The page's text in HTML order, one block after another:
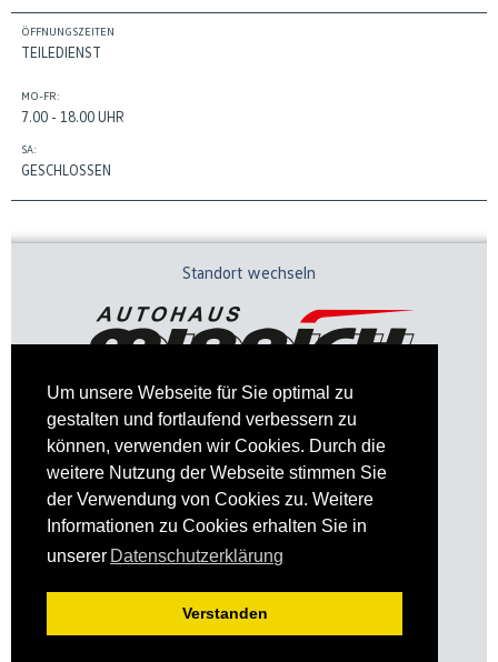
Um unsere Webseite für Sie optimal zu
gestalten und fortlaufend verbessern zu
können, verwenden wir Cookies. Durch die
weitere Nutzung der Webseite stimmen Sie
der Verwendung von Cookies zu. Weitere
Informationen zu Cookies erhalten Sie in
unserer Datenschutzerklärung
Verstanden
ÖFFNUNGSZEITEN
TEILEDIENST
MO-FR:
7.00 - 18.00 UHR
SA:
GESCHLOSSEN
Standort wechseln
Impressum Datenschutz